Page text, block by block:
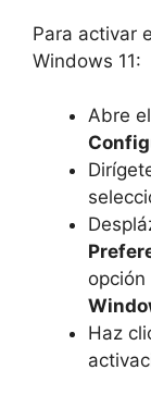
Para activar
Windows 11:
Abre
opción
Haz